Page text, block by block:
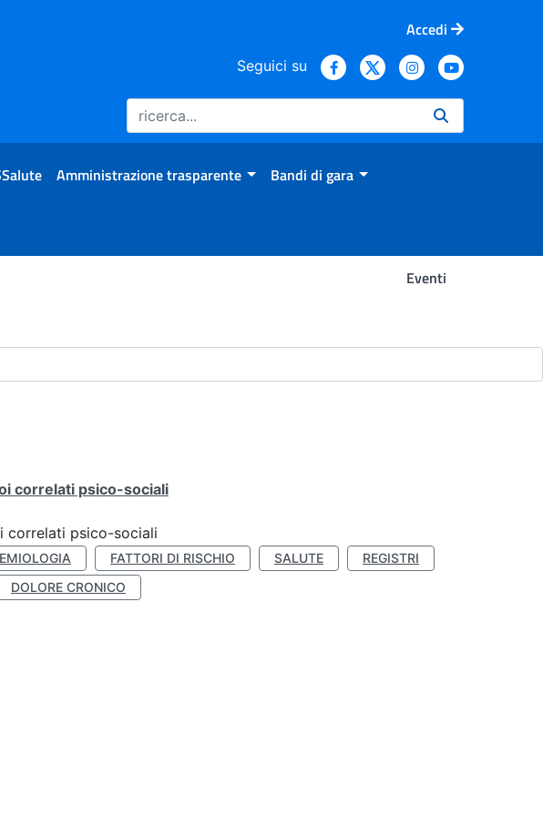
Accedi
Seguici su
Amministrazione trasparente Bandi di gara
Eventi
correlati psico-sociali
correlati psico-sociali
FATTORI DI RISCHIO SALUTE
REGISTRI
DOLORE CRONICO